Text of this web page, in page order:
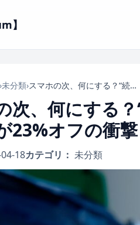
】
›未分類› スマホの次、何にする？“続けられる一眼”ソニー4K Vlogカメラが23%オフの衝撃！
次、何にする
23%オフの衝撃
18カテゴリ： 未分類